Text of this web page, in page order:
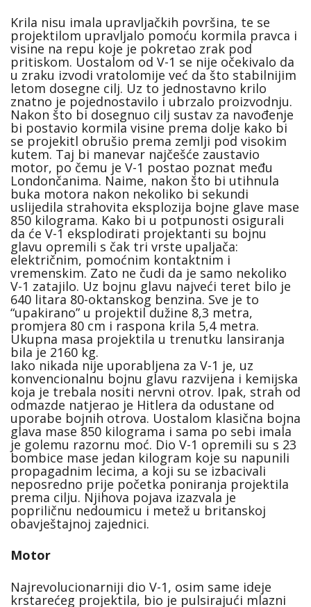
Krila nisu imala upravljačkih površina, te se
projektilom upravljalo pomoću kormila pravca i
visine na repu koje je pokretao zrak pod
pritiskom. Uostalom od V-1 se nije očekivalo da
u zraku izvodi vratolomije već da što stabilnijim
letom dosegne cilj. Uz to jednostavno krilo
znatno je pojednostavilo i ubrzalo proizvodnju.
Nakon što bi dosegnuo cilj sustav za navođenje
bi postavio kormila visine prema dolje kako bi
se projekitl obrušio prema zemlji pod visokim
kutem. Taj bi manevar najčešće zaustavio
motor, po čemu je V-1 postao poznat među
Londončanima. Naime, nakon što bi utihnula
buka motora nakon nekoliko bi sekundi
uslijedila strahovita eksplozija bojne glave mase
850 kilograma. Kako bi u potpunosti osigurali
da će V-1 eksplodirati projektanti su bojnu
glavu opremili s čak tri vrste upaljača:
električnim, pomoćnim kontaktnim i
vremenskim. Zato ne čudi da je samo nekoliko
V-1 zatajilo. Uz bojnu glavu najveći teret bilo je
640 litara 80-oktanskog benzina. Sve je to
“upakirano” u projektil dužine 8,3 metra,
promjera 80 cm i raspona krila 5,4 metra.
Ukupna masa projektila u trenutku lansiranja
bila je 2160 kg.
Iako nikada nije uporabljena za V-1 je, uz
konvencionalnu bojnu glavu razvijena i kemijska
koja je trebala nositi nervni otrov. Ipak, strah od
odmazde natjerao je Hitlera da odustane od
uporabe bojnih otrova. Uostalom klasična bojna
glava mase 850 kilograma i sama po sebi imala
je golemu razornu moć. Dio V-1 opremili su s 23
bombice mase jedan kilogram koje su napunili
propagadnim lecima, a koji su se izbacivali
neposredno prije početka poniranja projektila
prema cilju. Njihova pojava izazvala je
popriličnu nedoumicu i metež u britanskoj
obavještajnoj zajednici.
Motor
Najrevolucionarniji dio V-1, osim same ideje
krstarećeg projektila, bio je pulsirajući mlazni